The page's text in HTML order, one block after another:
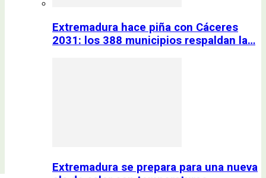
Extremadura hace piña con Cáceres
2031: los 388 municipios respaldan la…
Extremadura se prepara para una nueva